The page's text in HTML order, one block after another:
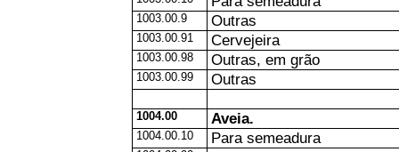
1003.00.9 Outras
1003.00.91 Cervejeira
1003.00.98 Outras, em grão
1003.00.99 Outras
1004.00 Aveia.
1004.00.10 Para semeadura